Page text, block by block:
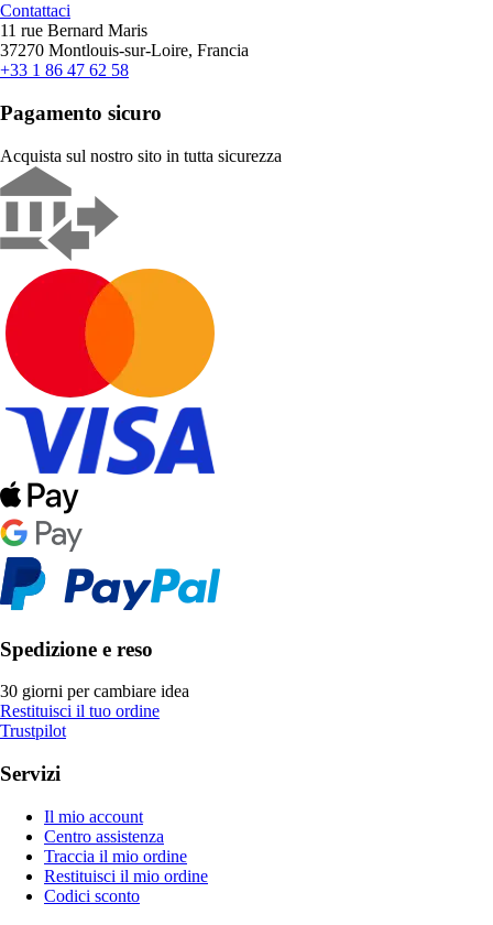
Contattaci
11 rue Bernard Maris
37270 Montlouis-sur-Loire, Francia
+33 1 86 47 62 58
Pagamento sicuro
Acquista sul nostro sito in tutta sicurezza
Spedizione e reso
30 giorni per cambiare idea
Restituisci il tuo ordine
Trustpilot
Servizi
Il mio account
Centro assistenza
Traccia il mio ordine
Restituisci il mio ordine
Codici sconto